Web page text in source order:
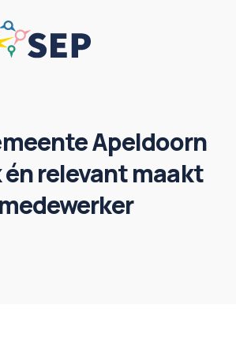
Apeldoorn
én relevant maakt